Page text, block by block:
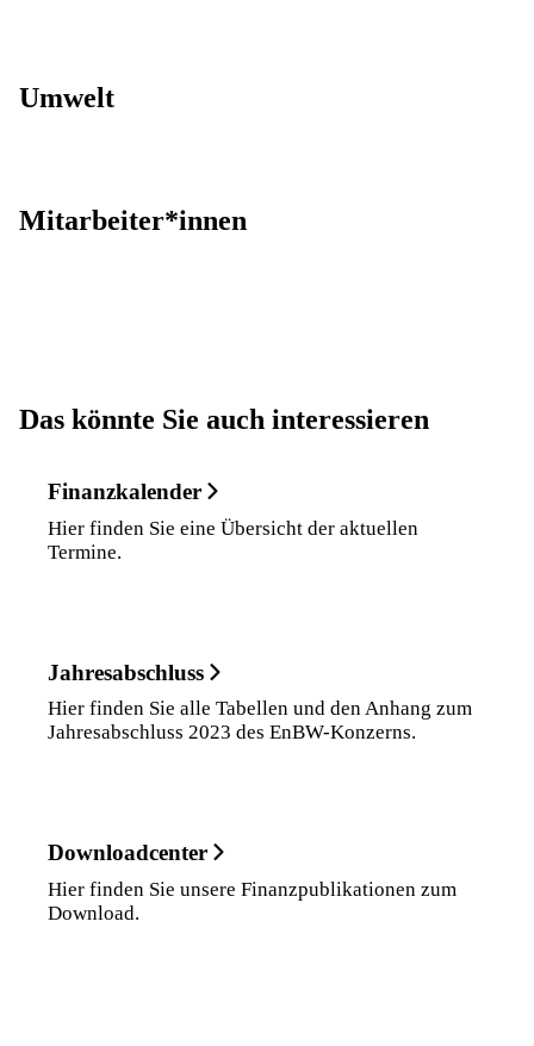
Umwelt
Mitarbeiter*innen
Das könnte Sie auch interessieren
Finanzkalender
Hier finden Sie eine Übersicht der aktuellen
Termine.
Jahresabschluss
Hier finden Sie alle Tabellen und den Anhang zum
Jahresabschluss 2023 des EnBW-Konzerns.
Downloadcenter
Hier finden Sie unsere Finanzpublikationen zum
Download.